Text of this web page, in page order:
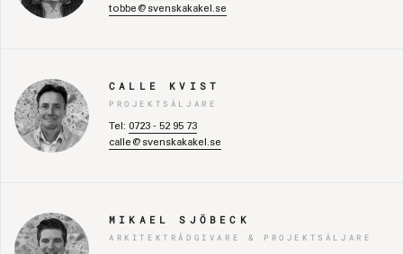
tobbe@svenskakakel.se
CALLE KVIST
PROJEKTSÄLJARE
Tel: 0723 - 52 95 73
calle@svenskakakel.se
MIKAEL SJÖBECK
ARKITEKTRÅDGIVARE & PROJEKTSÄLJARE